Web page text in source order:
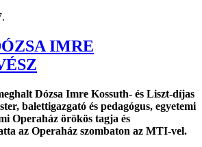
IMRE
Dózsa Imre Kossuth- és Liszt-díjas
balettigazgató és pedagógus, egyetemi
Operaház örökös tagja és
az Operaház szombaton az MTI-vel.